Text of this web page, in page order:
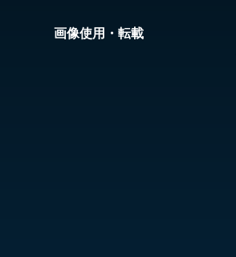
画像使用・転載